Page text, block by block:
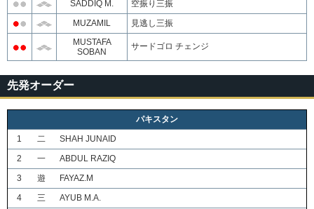
SADDIQ M.
空振り三振
MUZAMIL
見逃し三振
MUSTAFA
SOBAN
サードゴロ チェンジ
先発オーダー
パキスタン
1
二
SHAH JUNAID
2
一
ABDUL RAZIQ
3
遊
FAYAZ.M
4
三 AYUB M.A.